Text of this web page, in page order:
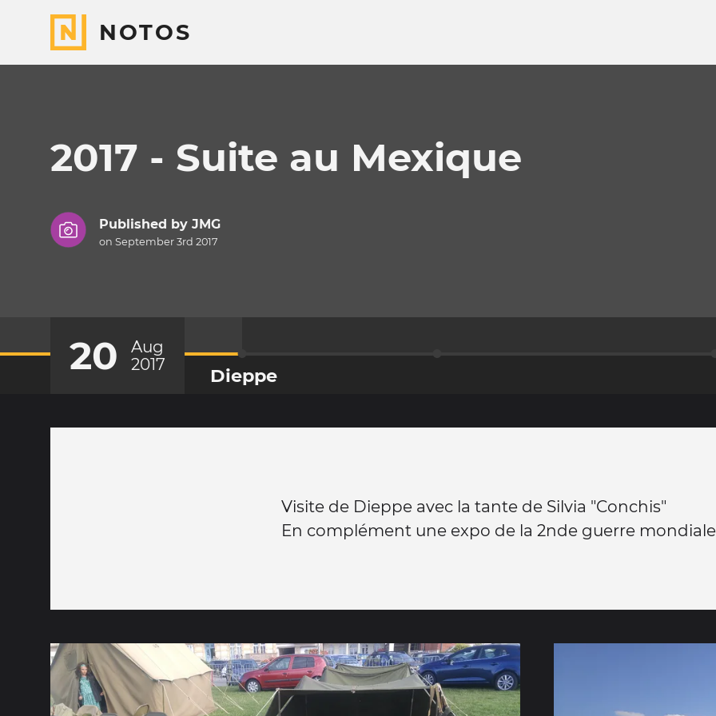
NOTOS
2017 - Suite au Mexique
Published by JMG
on September 3rd 2017
20
Aug
2017
Dieppe
Visite de Dieppe avec la tante de Silvia "Conchis"
En complément une expo de la 2nde guerre